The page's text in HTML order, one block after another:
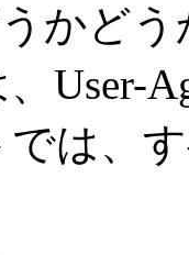
かど
User-
は、